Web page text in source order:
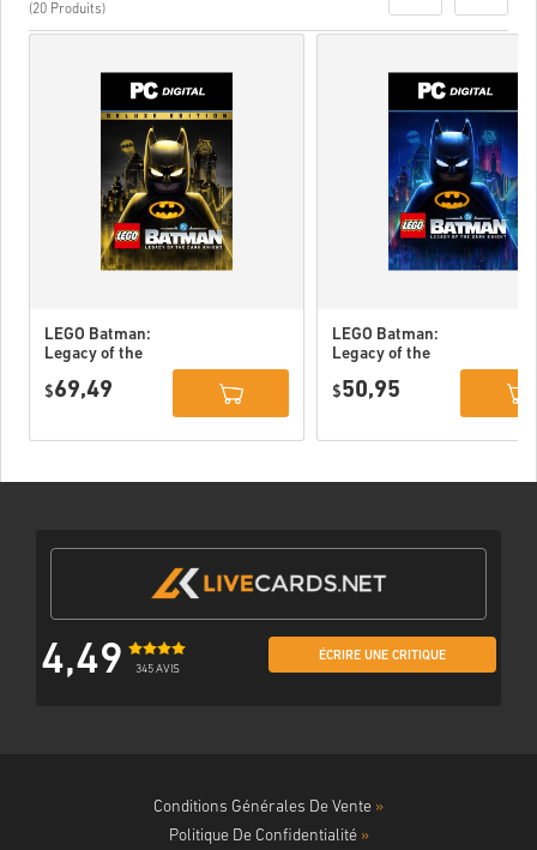
(20 Produits)
LEGO Batman:
Legacy of the
Deluxe Edition
$69,49
LEGO Batman:
Legacy of the
(STEAM) EU
$50,95
4,49 345 AVIS
ÉCRIRE UNE CRITIQUE
Conditions Générales De Vente »
Politique De Confidentialité »